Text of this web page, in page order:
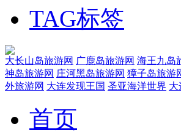
TAG标签
大长山岛旅游网 广鹿岛旅游网 海王九岛
神岛旅游网 庄河黑岛旅游网 獐子岛旅游
外旅游网 大连发现王国 圣亚海洋世界 大
首页